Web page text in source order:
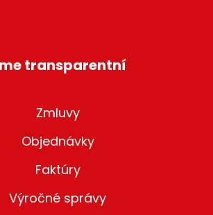
transparentní
Zmluvy
Objednávky
Faktúry
Výročné správy